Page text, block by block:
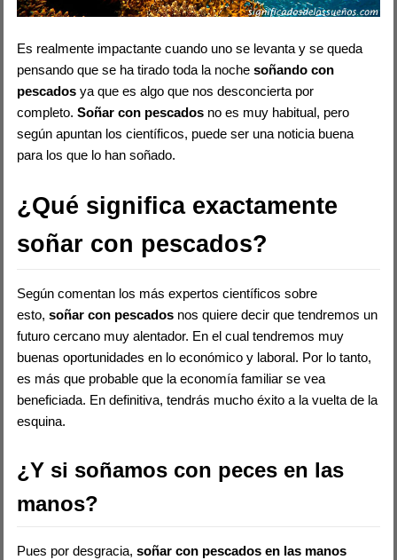
Es realmente impactante cuando uno se levanta y se queda
pensando que se ha tirado toda la nochesoñando con
pescados ya que es algo que nos desconcierta por
completo.Soñar con pescados no es muy habitual, pero
según apuntan los científicos, puede ser una noticia buena
para los que lo han soñado.
¿Qué significa exactamente
soñar con pescados?
Según comentan los más expertos científicos sobre
esto,soñar con pescados nos quiere decir que tendremos un
futuro cercano muy alentador. En el cual tendremos muy
buenas oportunidades en lo económico y laboral. Por lo tanto,
es más que probable que la economía familiar se vea
beneficiada. En definitiva, tendrás mucho éxito a la vuelta de la
esquina.
¿Y si soñamos con peces en las
manos?
Pues por desgracia,soñar con pescados en las manos